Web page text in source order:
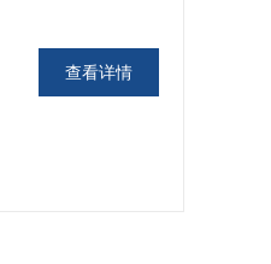
查看详情